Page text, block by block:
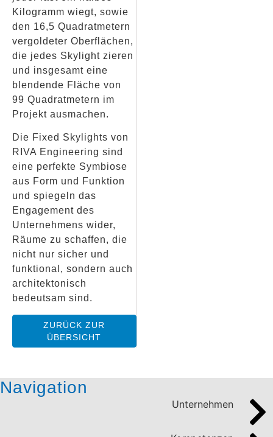
Kilogramm wiegt, sowie
den 16,5 Quadratmetern
vergoldeter Oberflächen,
die jedes Skylight zieren
und insgesamt eine
blendende Fläche von
99 Quadratmetern im
Projekt ausmachen.
Die Fixed Skylights von
RIVA Engineering sind
eine perfekte Symbiose
aus Form und Funktion
und spiegeln das
Engagement des
Unternehmens wider,
Räume zu schaffen, die
nicht nur sicher und
funktional, sondern auch
architektonisch
bedeutsam sind.
ZURÜCK ZUR
ÜBERSICHT
Navigation
Unternehmen